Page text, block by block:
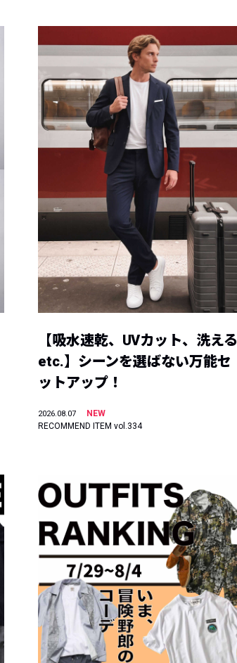
【吸水速乾、UVカット、洗える
etc.】シーンを選ばない万能セ
ットアップ！
2026.08.07
NEW
RECOMMEND ITEM vol.334